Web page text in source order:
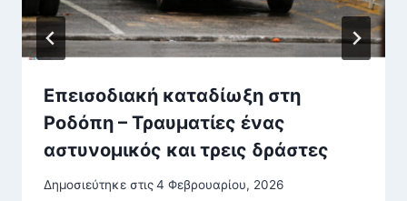
Επεισοδιακή καταδίωξη στη
Ροδόπη – Τραυματίες ένας
αστυνομικός και τρεις δράστες
Δημοσιεύτηκε στις4 Φεβρουαρίου, 2026